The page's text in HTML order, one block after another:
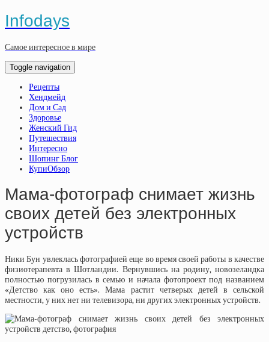
Infodays
Самое интересное в мире
Toggle navigation
Рецепты
Хендмейд
Дом и Сад
Здоровье
Женский Гид
Путешествия
Интересно
Шопинг Блог
КупиОбзор
Мама-фотограф снимает жизнь
своих детей без электронных
устройств
Ники Бун увлеклась фотографией еще во время своей работы в качестве
физиотерапевта в Шотландии. Вернувшись на родину, новозеландка
полностью погрузилась в семью и начала фотопроект под названием
«Детство как оно есть». Мама растит четверых детей в сельской
местности, у них нет ни телевизора, ни других электронных устройств.